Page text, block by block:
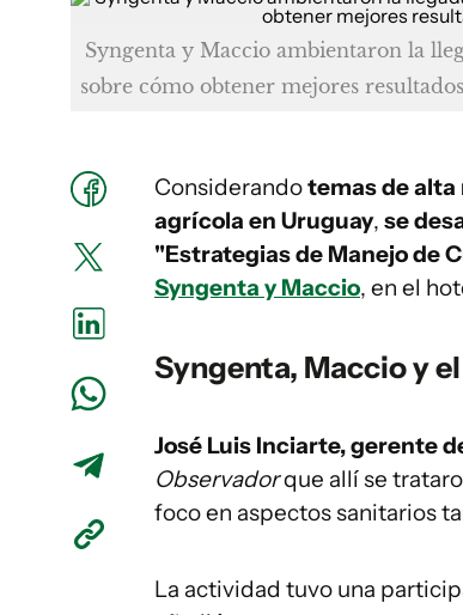
Syngenta y Maccio ambientaron la
sobre cómo obtener mejores
Considerandotemas de alta
agrícola en Uruguay, se
"Estrategias de Manejo de
Syngenta y Maccio, en el
Syngenta, Maccio y
José Luis Inciarte, gerente
Observadorque allí se
foco en aspectos sanitarios
La actividad tuvo una